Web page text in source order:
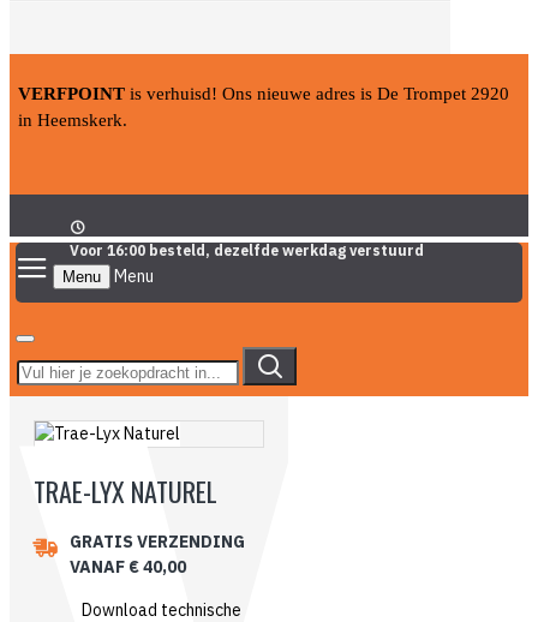
VERFPOINT is verhuisd! Ons nieuwe adres is De Trompet 2920
in Heemskerk.
Voor 16:00 besteld, dezelfde werkdag verstuurd
Menu
TRAE-LYX NATUREL
GRATIS VERZENDING
VANAF € 40,00
Download technische